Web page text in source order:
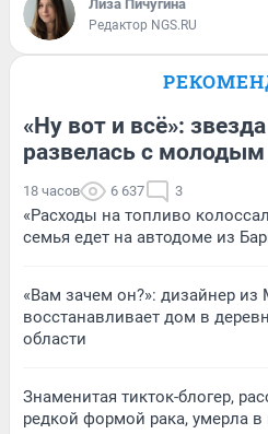
Лиза Пичугина
Редактор NGS.RU
«Ну вот и всё»:
развелась с
18 часов 6 637 3
«Расходы на топливо
семья едет на автодоме из
«Вам зачем он?»: дизайнер
восстанавливает дом в
области
Знаменитая тикток-блогер,
редкой формой рака, умерла в